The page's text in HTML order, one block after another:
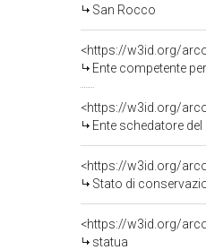
San Rocco
<https://w3id.org/
Ente competente per
<https://w3id.org/
Ente schedatore del
<https://w3id.org/
Stato di
<https://w3id.org/
statua